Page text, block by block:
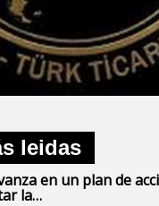
leidas
en un plan de
la…